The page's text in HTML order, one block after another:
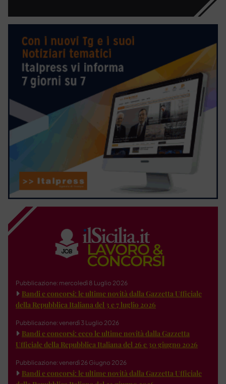
Pubblicazione: mercoledì 8 Luglio 2026
Bandi e concorsi: le ultime novità dalla Gazzetta Ufficiale
della Repubblica Italiana del 3 e 7 luglio 2026
Pubblicazione: venerdì 3 Luglio 2026
Bandi e concorsi: ecco le ultime novità dalla Gazzetta
Ufficiale della Repubblica Italiana del 26 e 30 giugno 2026
Pubblicazione: venerdì 26 Giugno 2026
Bandi e concorsi: le ultime novità dalla Gazzetta Ufficiale